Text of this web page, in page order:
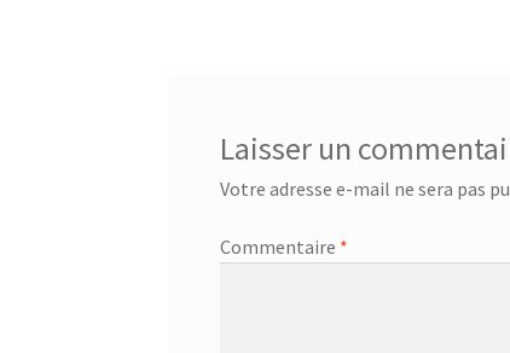
Laisser un
Votre adresse e-mail ne sera pas
Commentaire *